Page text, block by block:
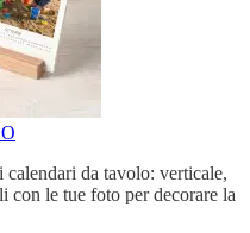
da tavolo: verticale,
con le tue foto per decorare la